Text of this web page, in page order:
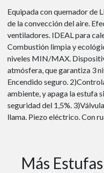
Equipada con quemador de
de la convección del aire.
ventiladores. IDEAL para
Combustión limpia y
niveles MIN/MAX.
atmósfera, que garantiza 3
Encendido seguro.
ambiente, y apaga la estufa
seguridad del 1,5%.
llama. Piezo eléctrico. Con
Más